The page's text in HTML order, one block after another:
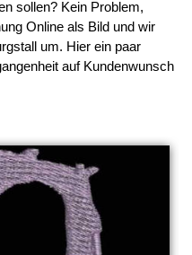
sollen? Kein Problem,
Online als Bild und wir
um. Hier ein paar
auf Kundenwunsch